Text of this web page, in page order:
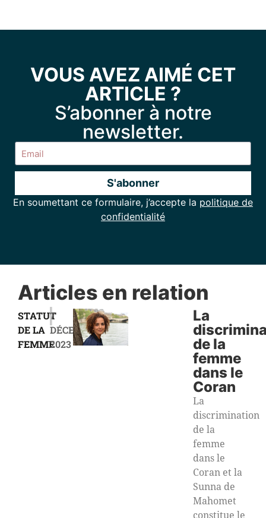
VOUS AVEZ AIMÉ CET
ARTICLE ?
S’abonner à notre
newsletter.
S'abonner
Alternative:
En soumettant ce formulaire, j’accepte la politique de
confidentialité
Articles en relation
STATUT
DE LA
FEMME
|
7
DÉCEMBRE
2023
La
de la
femme
dans le
Coran
La
discrimination
de la
femme
dans le
Coran et la
Sunna de
Mahomet
constitue le